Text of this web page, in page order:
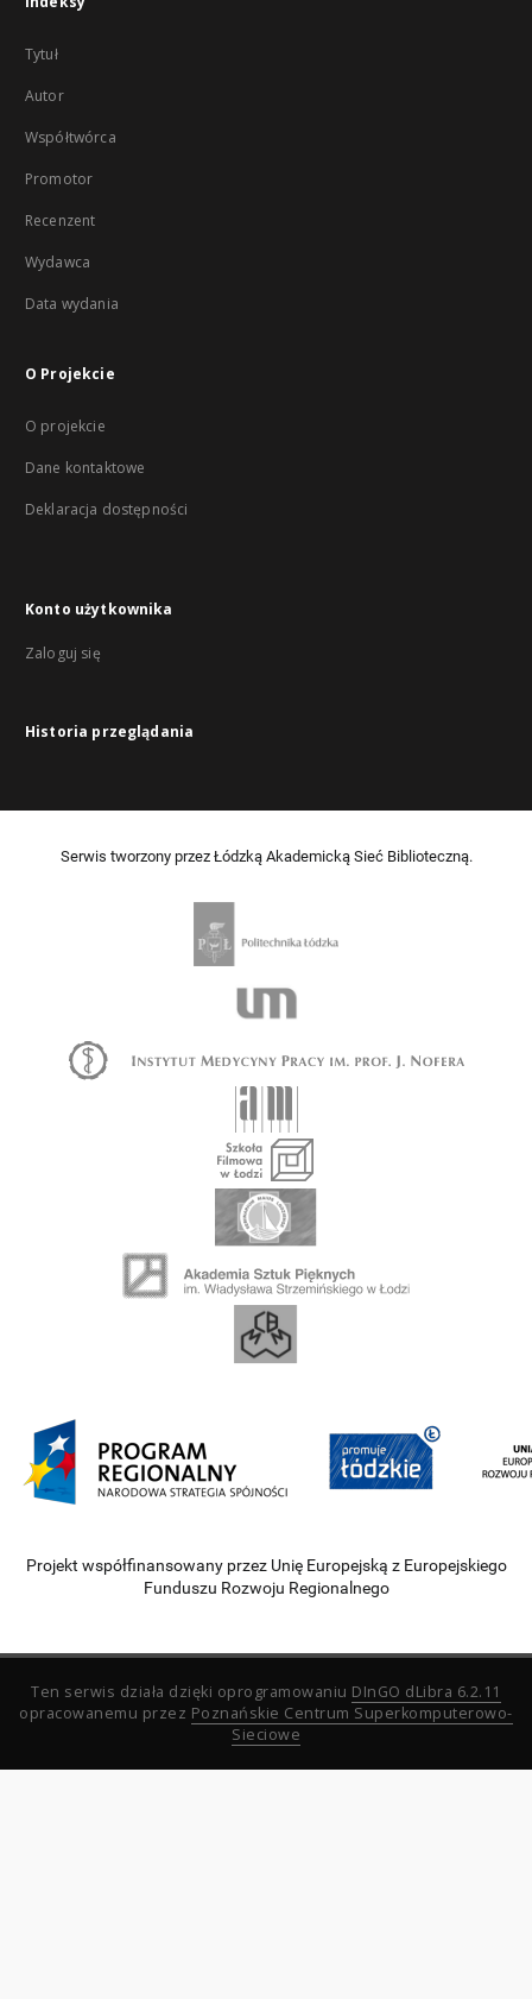
Tytuł
Autor
Współtwórca
Promotor
Recenzent
Wydawca
Data wydania
O Projekcie
O projekcie
Dane kontaktowe
Deklaracja dostępności
Konto użytkownika
Zaloguj się
Historia przeglądania
Serwis tworzony przez Łódzką Akademicką Sieć Biblioteczną.
Projekt współfinansowany przez Unię Europejską z Europejskiego
Funduszu Rozwoju Regionalnego
Ten serwis działa dzięki oprogramowaniu DInGO dLibra 6.2.11
opracowanemu przez Poznańskie Centrum Superkomputerowo-
Sieciowe